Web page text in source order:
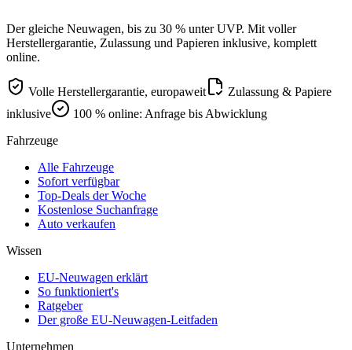
Der gleiche Neuwagen, bis zu 30 % unter UVP. Mit voller
Herstellergarantie, Zulassung und Papieren inklusive, komplett
online.
Volle Herstellergarantie, europaweit
Zulassung & Papiere
inklusive
100 % online: Anfrage bis Abwicklung
Fahrzeuge
Alle Fahrzeuge
Sofort verfügbar
Top-Deals der Woche
Kostenlose Suchanfrage
Auto verkaufen
Wissen
EU-Neuwagen erklärt
So funktioniert's
Ratgeber
Der große EU-Neuwagen-Leitfaden
Unternehmen